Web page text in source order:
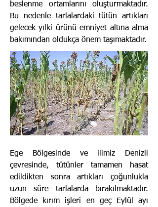
beslenme ortamlarını oluşturmaktadır.
Bu nedenle tarlalardaki tütün artıkları
gelecek yılki ürünü emniyet altına alma
bakımından oldukça önem taşımaktadır.
Ege Bölgesinde ve ilimiz Denizli
çevresinde, tütünler tamamen hasat
edildikten sonra artıkları çoğunlukla
uzun süre tarlalarda bırakılmaktadır.
Bölgede kırım işleri en geç Eylül ayı